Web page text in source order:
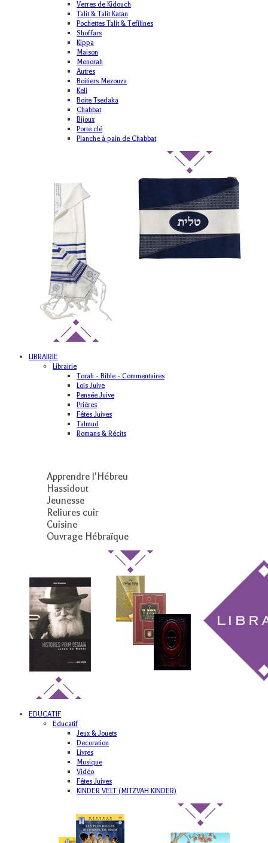
Verres de Kidouch
Talit & Talit Katan
Pochettes Talit & Tefilines
Shoffars
Kippa
Maison
Menorah
Autres
Boitiers Mezouza
Keli
Boite Tsedaka
Chabbat
Bijoux
Porte clé
Planche à pain de Chabbat
LIBRAIRIE
Librairie
Torah - Bible - Commentaires
Lois Juive
Pensée Juive
Prières
Fêtes Juives
Talmud
Romans & Récits
Apprendre l’Hébreu
Hassidout
Jeunesse
Reliures cuir
Cuisine
Ouvrage Hébraïque
EDUCATIF
Educatif
Jeux & Jouets
Decoration
Livres
Musique
Vidéo
Fêtes Juives
KINDER VELT (MITZVAH KINDER)